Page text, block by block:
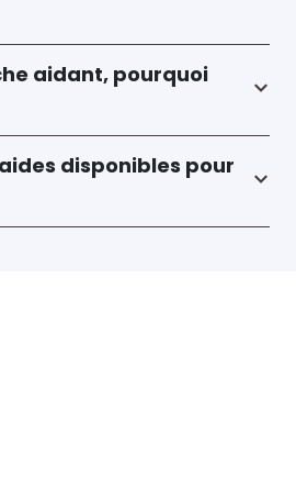
aidant, pourquoi
disponibles pour